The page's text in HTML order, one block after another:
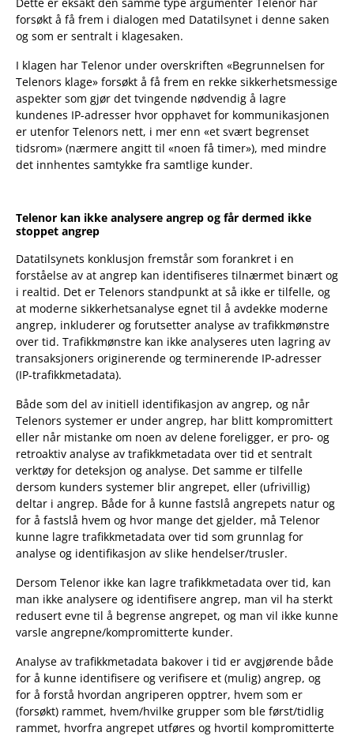
forsøkt å få frem i dialogen med Datatilsynet i denne saken
og som er sentralt i klagesaken.
I klagen har Telenor under overskriften «Begrunnelsen for
Telenors klage» forsøkt å få frem en rekke sikkerhetsmessige
aspekter som gjør det tvingende nødvendig å lagre
kundenes IP-adresser hvor opphavet for kommunikasjonen
er utenfor Telenors nett, i mer enn «et svært begrenset
tidsrom» (nærmere angitt til «noen få timer»), med mindre
det innhentes samtykke fra samtlige kunder.
Telenor kan ikke analysere angrep og får dermed ikke
stoppet angrep
Datatilsynets konklusjon fremstår som forankret i en
forståelse av at angrep kan identifiseres tilnærmet binært og
i realtid. Det er Telenors standpunkt at så ikke er tilfelle, og
at moderne sikkerhetsanalyse egnet til å avdekke moderne
angrep, inkluderer og forutsetter analyse av trafikkmønstre
over tid. Trafikkmønstre kan ikke analyseres uten lagring av
transaksjoners originerende og terminerende IP-adresser
(IP-trafikkmetadata).
Både som del av initiell identifikasjon av angrep, og når
Telenors systemer er under angrep, har blitt kompromittert
eller når mistanke om noen av delene foreligger, er pro- og
retroaktiv analyse av trafikkmetadata over tid et sentralt
verktøy for deteksjon og analyse. Det samme er tilfelle
dersom kunders systemer blir angrepet, eller (ufrivillig)
deltar i angrep. Både for å kunne fastslå angrepets natur og
for å fastslå hvem og hvor mange det gjelder, må Telenor
kunne lagre trafikkmetadata over tid som grunnlag for
analyse og identifikasjon av slike hendelser/trusler.
Dersom Telenor ikke kan lagre trafikkmetadata over tid, kan
man ikke analysere og identifisere angrep, man vil ha sterkt
redusert evne til å begrense angrepet, og man vil ikke kunne
varsle angrepne/kompromitterte kunder.
Analyse av trafikkmetadata bakover i tid er avgjørende både
for å kunne identifisere og verifisere et (mulig) angrep, og
for å forstå hvordan angriperen opptrer, hvem som er
(forsøkt) rammet, hvem/hvilke grupper som ble først/tidlig
rammet, hvorfra angrepet utføres og hvortil kompromitterte